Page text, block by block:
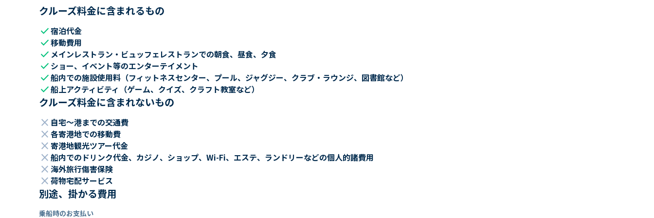
クルーズ料金に含まれるもの
check宿泊代金
check移動費用
check メインレストラン・ビュッフェレストランでの朝食、昼食、夕食
check ショー、イベント等のエンターテイメント
check船内での施設使用料（フィットネスセンター、プール、ジャグジー、クラブ・ラウンジ、図書館など）
check船上アクティビティ（ゲーム、クイズ、クラフト教室など）
クルーズ料金に含まれないもの
close 自宅～港までの交通費
close 各寄港地での移動費
close 寄港地観光ツアー代金
close 船内でのドリンク代金、カジノ、ショップ、Wi-Fi、エステ、ランドリーなどの個人的諸費用
close 海外旅行傷害保険
close 荷物宅配サービス
別途、掛かる費用
乗船時のお支払い